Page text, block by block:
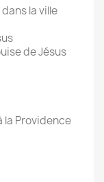
la ville
de Jésus
la Providence